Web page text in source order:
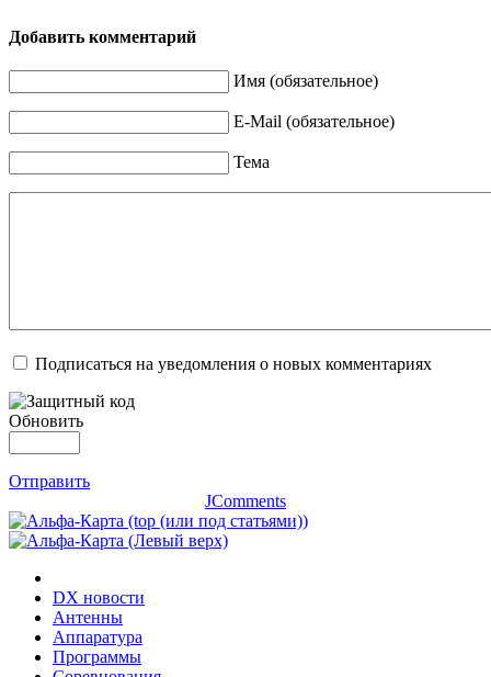
Добавить комментарий
Имя (обязательное)
E-Mail (обязательное)
Тема
Подписаться на уведомления о новых комментариях
Обновить
Отправить
JComments
DX новости
Антенны
Аппаратура
Программы